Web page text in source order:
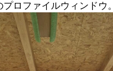
ロファイルウィンドウ。